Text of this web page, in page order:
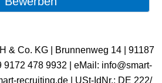
& Co. KG | Brunnenweg 14 | 91187
9172 478 9932 | eMail: info@smart-
recruiting.de | USt-IdNr.: DE 222/